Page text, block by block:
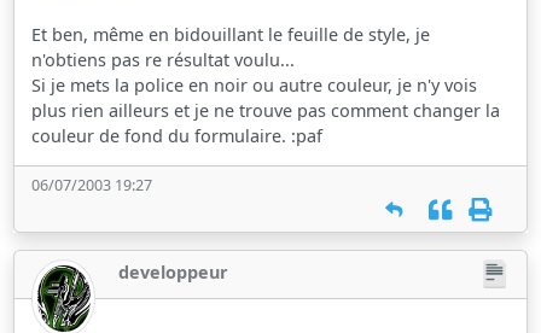
Et ben, même en bidouillant le feuille de style, je
n'obtiens pas re résultat voulu...
Si je mets la police en noir ou autre couleur, je n'y vois
plus rien ailleurs et je ne trouve pas comment changer la
couleur de fond du formulaire. :paf
06/07/2003 19:27
developpeur